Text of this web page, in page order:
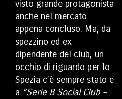
visto grande protagonista
anche nel mercato
appena concluso. Ma, da
spezzino ed ex
dipendente del club, un
occhio di riguardo per lo
Spezia c’è sempre stato e
a “Serie B Social Club –